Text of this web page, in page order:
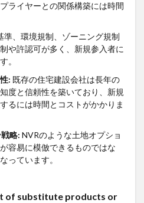
ライヤーとの関係構築には時間
準、環境規制、ゾーニング規制
や許認可が多く、新規参入者に
。
: 既存の住宅建設会社は長年の
度と信頼性を築いており、新規
るには時間とコストがかかりま
略: NVRのような土地オプショ
容易に模倣できるものではな
っています。
of substitute products or